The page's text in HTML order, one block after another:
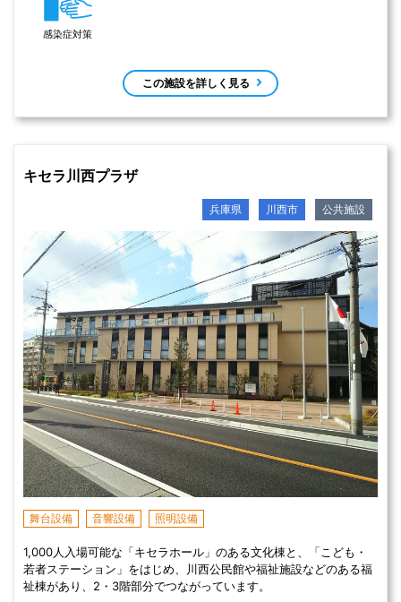
感染症対策
この施設を詳しく見る
キセラ川西プラザ
兵庫県 川西市 公共施設
舞台設備 音響設備 照明設備
1,000人入場可能な「キセラホール」のある文化棟と、「こども・
若者ステーション」をはじめ、川西公民館や福祉施設などのある福
祉棟があり、2・3階部分でつながっています。